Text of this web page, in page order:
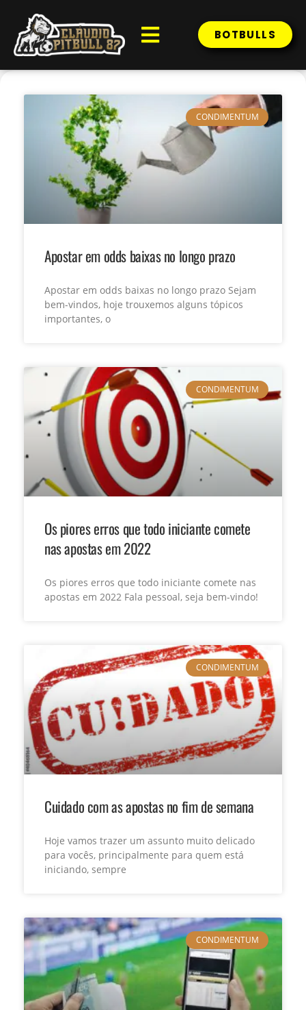
BOTBULLS
CONDIMENTUM
Apostar em odds baixas no longo prazo
Apostar em odds baixas no longo prazo Sejam
bem-vindos, hoje trouxemos alguns tópicos
importantes, o
CONDIMENTUM
Os piores erros que todo iniciante comete
nas apostas em 2022
Os piores erros que todo iniciante comete nas
apostas em 2022 Fala pessoal, seja bem-vindo!
CONDIMENTUM
Cuidado com as apostas no fim de semana
Hoje vamos trazer um assunto muito delicado
para vocês, principalmente para quem está
iniciando, sempre
CONDIMENTUM